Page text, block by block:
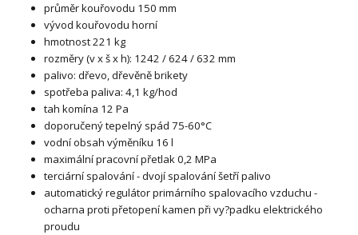
průměr kouřovodu 150 mm
vývod kouřovodu horní
hmotnost 221 kg
rozměry (v x š x h): 1242 / 624 / 632 mm
palivo: dřevo, dřevěně brikety
spotřeba paliva: 4,1 kg/hod
tah komína 12 Pa
doporučený tepelný spád 75-60°C
vodní obsah výměníku 16 l
maximální pracovní přetlak 0,2 MPa
terciární spalování - dvojí spalování šetří palivo
automatický regulátor primárního spalovacího vzduchu -
ocharna proti přetopení kamen při vy?padku elektrického
proudu